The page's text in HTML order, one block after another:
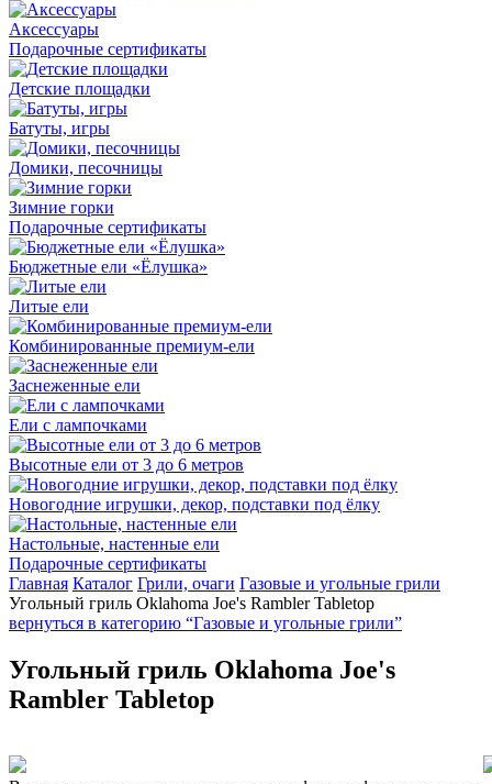
Аксессуары
Подарочные сертификаты
Детские площадки
Батуты, игры
Домики, песочницы
Зимние горки
Подарочные сертификаты
Бюджетные ели «Ёлушка»
Литые ели
Комбинированные премиум-ели
Заснеженные ели
Ели с лампочками
Высотные ели от 3 до 6 метров
Новогодние игрушки, декор, подставки под ёлку
Настольные, настенные ели
Подарочные сертификаты
Главная Каталог Грили, очаги Газовые и угольные грили
Угольный гриль Oklahoma Joe's Rambler Tabletop
вернуться в категорию “Газовые и угольные грили”
Угольный гриль Oklahoma Joe's
Rambler Tabletop